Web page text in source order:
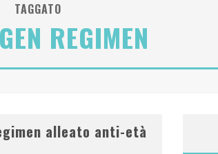
TAGGATO
REGIMEN
alleato anti-età